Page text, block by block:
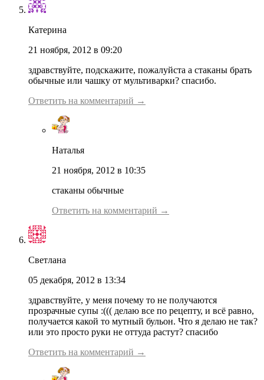
Катерина
21 ноября, 2012 в 09:20
здравствуйте, подскажите, пожалуйста а стаканы брать
обычные или чашку от мультиварки? спасибо.
Ответить на комментарий →
Наталья
21 ноября, 2012 в 10:35
стаканы обычные
Ответить на комментарий →
Светлана
05 декабря, 2012 в 13:34
здравствуйте, у меня почему то не получаются
прозрачные супы :((( делаю все по рецепту, и всё равно,
получается какой то мутный бульон. Что я делаю не так?
или это просто руки не оттуда растут? спасибо
Ответить на комментарий →